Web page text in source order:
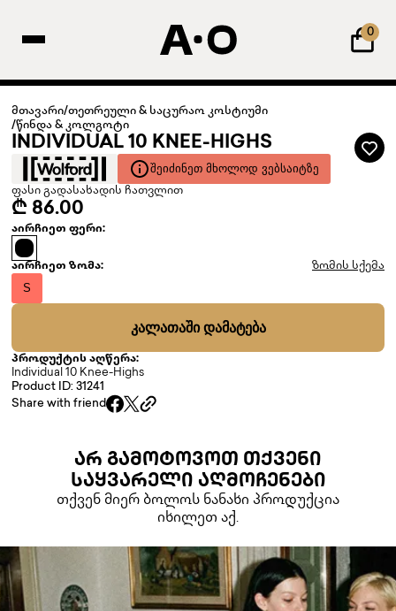
0
მთავარი/თეთრეული & საცურაო კოსტიუმი
/წინდა & კოლგოტი
INDIVIDUAL 10 KNEE-HIGHS
ᲨᲔᲘᲫᲘᲜᲔᲗ ᲛᲮᲝᲚᲝᲓ ᲕᲔᲑᲡᲐᲘᲢᲖᲔ
ფასი გადასახადის ჩათვლით
₾ 86.00
აირჩიეთ ფერი:
აირჩიეთ ზომა: ზომის სქემა
S
ᲙᲐᲚᲐᲗᲐᲨᲘ ᲓᲐᲛᲐᲢᲔᲑᲐ
პროდუქტის აღწერა:
Individual 10 Knee-Highs
Product ID: 31241
Share with friend
ᲐᲠ ᲒᲐᲛᲝᲢᲝᲕᲝᲗ ᲗᲥᲕᲔᲜᲘ
ᲡᲐᲧᲕᲐᲠᲔᲚᲘ ᲐᲦᲛᲝᲩᲔᲜᲔᲑᲘ
თქვენ მიერ ბოლოს ნანახი პროდუქცია
იხილეთ აქ.